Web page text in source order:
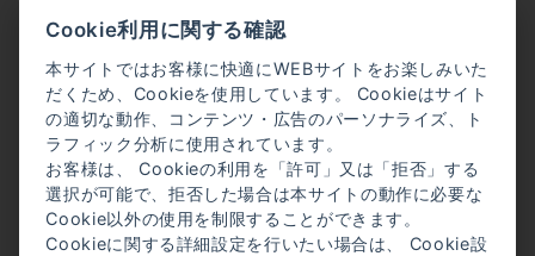
※ログインには、会員登録時に入力したメールアドレ
スおよびパスワードが必要になります。
＜会員のみなさまから提供された個人情報＞
当サイトを利用するにあたって、会員の住所、電話番
号、購入履歴などの大切な個人情報がネットサーバ上
に登録されますが、当社はその個人情報を適切かつ確
実に管理するものとし、法令などにより開示が求めら
Cookie利用に関する確認
本サイトではお客様に快適にWEBサイトをお楽しみいた
だくため、Cookieを使用しています。 Cookieはサイト
の適切な動作、コンテンツ・広告のパーソナライズ、ト
ラフィック分析に使用されています。
お客様は、 Cookieの利用を「許可」又は「拒否」する
選択が可能で、拒否した場合は本サイトの動作に必要な
Cookie以外の使用を制限することができます。
Cookieに関する詳細設定を行いたい場合は、 Cookie設